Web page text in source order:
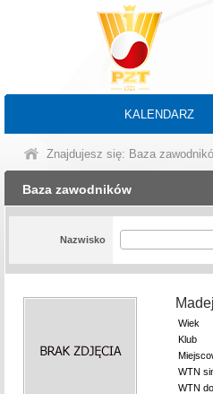
KALENDARZ
Znajdujesz się: Baza
Baza zawodników
Nazwisko
Wiek
Klub
WTN
WTN